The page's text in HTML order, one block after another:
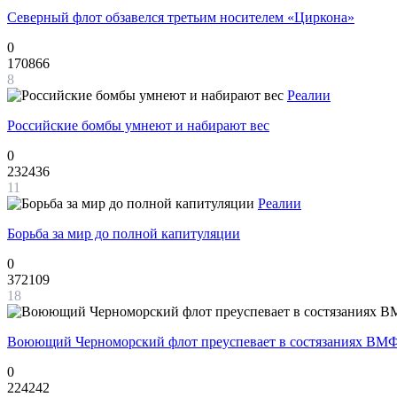
Северный флот обзавелся третьим носителем «Циркона»
0
170866
8
Реалии
Российские бомбы умнеют и набирают вес
0
232436
11
Реалии
Борьба за мир до полной капитуляции
0
372109
18
Воюющий Черноморский флот преуспевает в состязаниях
0
224242